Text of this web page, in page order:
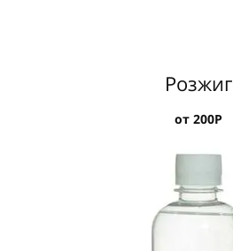
Розжиг
от 200Р